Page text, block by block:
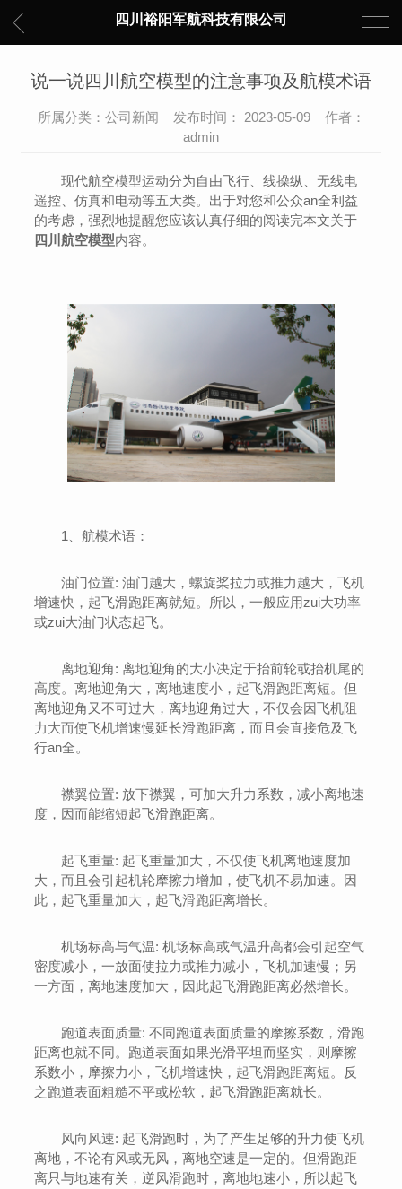
四川裕阳军航科技有限公司
说一说四川航空模型的注意事项及航模术语
所属分类：公司新闻 发布时间： 2023-05-09 作者：
admin
现代航空模型运动分为自由飞行、线操纵、无线电
遥控、仿真和电动等五大类。出于对您和公众an全利益
的考虑，强烈地提醒您应该认真仔细的阅读完本文关于
四川航空模型内容。
1、航模术语：
油门位置: 油门越大，螺旋桨拉力或推力越大，飞机
增速快，起飞滑跑距离就短。所以，一般应用zui大功率
或zui大油门状态起飞。
离地迎角: 离地迎角的大小决定于抬前轮或抬机尾的
高度。离地迎角大，离地速度小，起飞滑跑距离短。但
离地迎角又不可过大，离地迎角过大，不仅会因飞机阻
力大而使飞机增速慢延长滑跑距离，而且会直接危及飞
行an全。
襟翼位置: 放下襟翼，可加大升力系数，减小离地速
度，因而能缩短起飞滑跑距离。
起飞重量: 起飞重量加大，不仅使飞机离地速度加
大，而且会引起机轮摩擦力增加，使飞机不易加速。因
此，起飞重量加大，起飞滑跑距离增长。
机场标高与气温: 机场标高或气温升高都会引起空气
密度减小，一放面使拉力或推力减小，飞机加速慢；另
一方面，离地速度加大，因此起飞滑跑距离必然增长。
跑道表面质量: 不同跑道表面质量的摩擦系数，滑跑
距离也就不同。跑道表面如果光滑平坦而坚实，则摩擦
系数小，摩擦力小，飞机增速快，起飞滑跑距离短。反
之跑道表面粗糙不平或松软，起飞滑跑距离就长。
风向风速: 起飞滑跑时，为了产生足够的升力使飞机
离地，不论有风或无风，离地空速是一定的。但滑跑距
离只与地速有关，逆风滑跑时，离地地速小，所以起飞